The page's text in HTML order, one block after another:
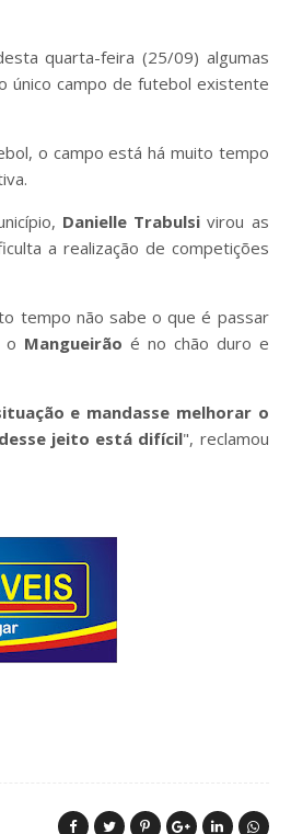
quarta-feira (25/09) algumas
único campo de futebol existente
o campo está há muito tempo
Danielle Trabulsi virou as
a realização de competições
tempo não sabe o que é passar
o Mangueirão é no chão duro e
e mandasse melhorar o
jeito está difícil", reclamou